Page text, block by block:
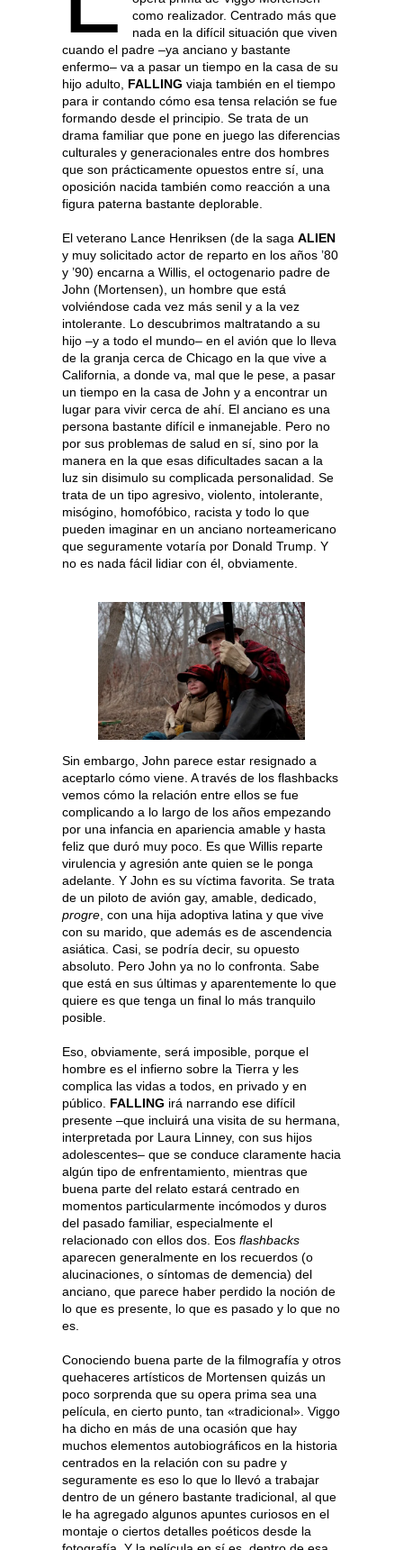
como realizador. Centrado más que
nada en la difícil situación que viven
cuando el padre –ya anciano y bastante
enfermo– va a pasar un tiempo en la casa de su
hijo adulto, FALLING viaja también en el tiempo
para ir contando cómo esa tensa relación se fue
formando desde el principio. Se trata de un
drama familiar que pone en juego las diferencias
culturales y generacionales entre dos hombres
que son prácticamente opuestos entre sí, una
oposición nacida también como reacción a una
figura paterna bastante deplorable.
El veterano Lance Henriksen (de la saga ALIEN
y muy solicitado actor de reparto en los años ’80
y ’90) encarna a Willis, el octogenario padre de
John (Mortensen), un hombre que está
volviéndose cada vez más senil y a la vez
intolerante. Lo descubrimos maltratando a su
hijo –y a todo el mundo– en el avión que lo lleva
de la granja cerca de Chicago en la que vive a
California, a donde va, mal que le pese, a pasar
un tiempo en la casa de John y a encontrar un
lugar para vivir cerca de ahí. El anciano es una
persona bastante difícil e inmanejable. Pero no
por sus problemas de salud en sí, sino por la
manera en la que esas dificultades sacan a la
luz sin disimulo su complicada personalidad. Se
trata de un tipo agresivo, violento, intolerante,
misógino, homofóbico, racista y todo lo que
pueden imaginar en un anciano norteamericano
que seguramente votaría por Donald Trump. Y
no es nada fácil lidiar con él, obviamente.
Sin embargo, John parece estar resignado a
aceptarlo cómo viene. A través de los flashbacks
vemos cómo la relación entre ellos se fue
complicando a lo largo de los años empezando
por una infancia en apariencia amable y hasta
feliz que duró muy poco. Es que Willis reparte
virulencia y agresión ante quien se le ponga
adelante. Y John es su víctima favorita. Se trata
de un piloto de avión gay, amable, dedicado,
progre , con una hija adoptiva latina y que vive
con su marido, que además es de ascendencia
asiática. Casi, se podría decir, su opuesto
absoluto. Pero John ya no lo confronta. Sabe
que está en sus últimas y aparentemente lo que
quiere es que tenga un final lo más tranquilo
posible.
Eso, obviamente, será imposible, porque el
hombre es el infierno sobre la Tierra y les
complica las vidas a todos, en privado y en
público. FALLING irá narrando ese difícil
presente –que incluirá una visita de su hermana,
interpretada por Laura Linney, con sus hijos
adolescentes– que se conduce claramente hacia
algún tipo de enfrentamiento, mientras que
buena parte del relato estará centrado en
momentos particularmente incómodos y duros
del pasado familiar, especialmente el
relacionado con ellos dos. Eos flashbacks
aparecen generalmente en los recuerdos (o
alucinaciones, o síntomas de demencia) del
anciano, que parece haber perdido la noción de
lo que es presente, lo que es pasado y lo que no
es.
Conociendo buena parte de la filmografía y otros
quehaceres artísticos de Mortensen quizás un
poco sorprenda que su opera prima sea una
película, en cierto punto, tan «tradicional». Viggo
ha dicho en más de una ocasión que hay
muchos elementos autobiográficos en la historia
centrados en la relación con su padre y
seguramente es eso lo que lo llevó a trabajar
dentro de un género bastante tradicional, al que
le ha agregado algunos apuntes curiosos en el
montaje o ciertos detalles poéticos desde la